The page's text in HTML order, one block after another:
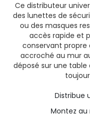
Ce distributeur
des lunettes de
ou des masques
accès rapide et
conservant propre
accroché au mur
déposé sur une
Distribue
Montez au